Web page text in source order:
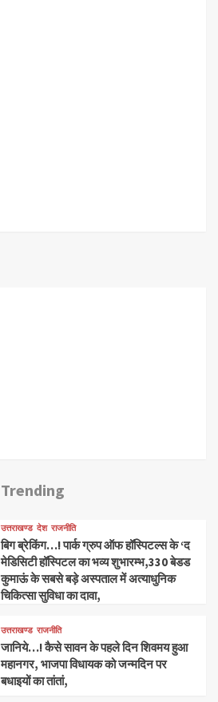
Trending
उत्तराखण्ड देश राजनीति
बिग ब्रेकिंग…! पार्क ग्रुप ऑफ हॉस्पिटल्स के ‘द
मेडिसिटी हॉस्पिटल का भव्य शुभारम्भ,330 बेडड
कुमाऊं के सबसे बड़े अस्पताल में अत्याधुनिक
चिकित्सा सुविधा का दावा,
उत्तराखण्ड राजनीति
जानिये…! कैसे सावन के पहले दिन शिवमय हुआ
महानगर, भाजपा विधायक को जन्मदिन पर
बधाइयों का तांतां,